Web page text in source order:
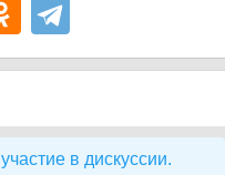
в дискуссии.